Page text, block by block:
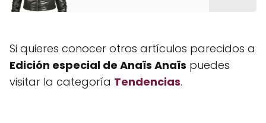
Si quieres conocer otros artículos parecidos a
Edición especial de Anaïs Anaïs puedes
visitar la categoría Tendencias.